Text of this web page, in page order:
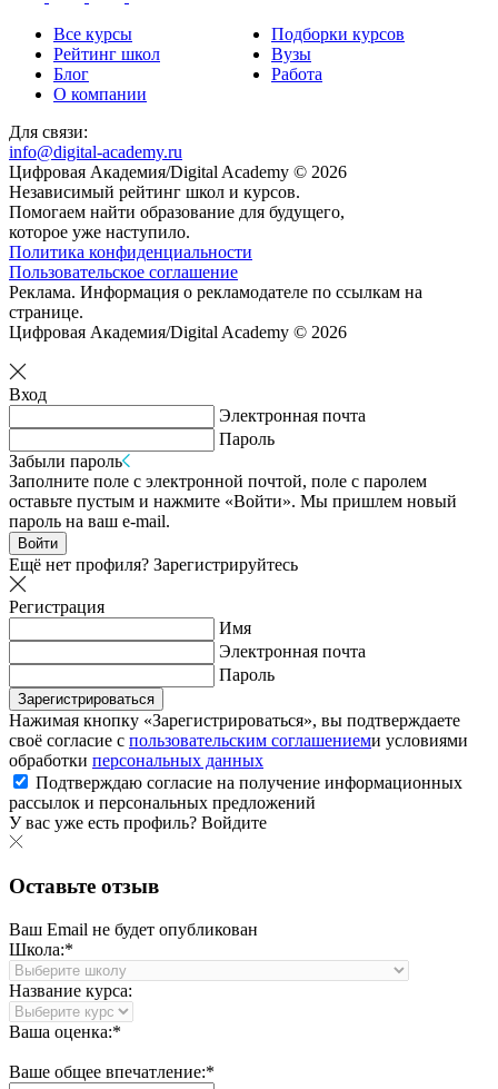
Все курсы
Подборки курсов
Рейтинг школ
Вузы
Блог
Работа
О компании
Для связи:
info@digital-academy.ru
Цифровая Академия/Digital Academy © 2026
Независимый рейтинг школ и курсов.
Помогаем найти образование для будущего,
которое уже наступило.
Политика конфиденциальности
Пользовательское соглашение
Реклама. Информация о рекламодателе по ссылкам на
странице.
Цифровая Академия/Digital Academy © 2026
Вход
Электронная почта
Пароль
Забыли пароль
Заполните поле с электронной почтой, поле с паролем
оставьте пустым и нажмите «Войти». Мы пришлем новый
пароль на ваш e-mail.
Войти
Ещё нет профиля? Зарегистрируйтесь
Регистрация
Имя
Электронная почта
Пароль
Зарегистрироваться
Нажимая кнопку «Зарегистрироваться», вы подтверждаете
своё согласие с пользовательским соглашениеми условиями
обработки персональных данных
Подтверждаю согласие на получение информационных
рассылок и персональных предложений
У вас уже есть профиль? Войдите
Оставьте отзыв
Ваш Email не будет опубликован
Школа:*
Название курса:
Ваша оценка:*
Ваше общее впечатление:*